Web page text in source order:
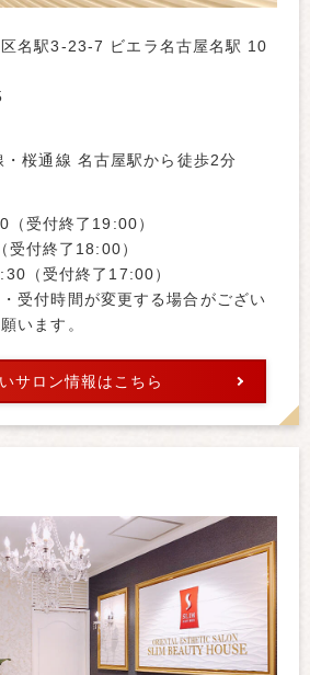
名駅3-23-7 ビエラ名古屋名駅 10
桜通線 名古屋駅から徒歩2分
受付終了19:00）
付終了18:00）
（受付終了17:00）
受付時間が変更する場合がござい
います。
サロン情報はこちら